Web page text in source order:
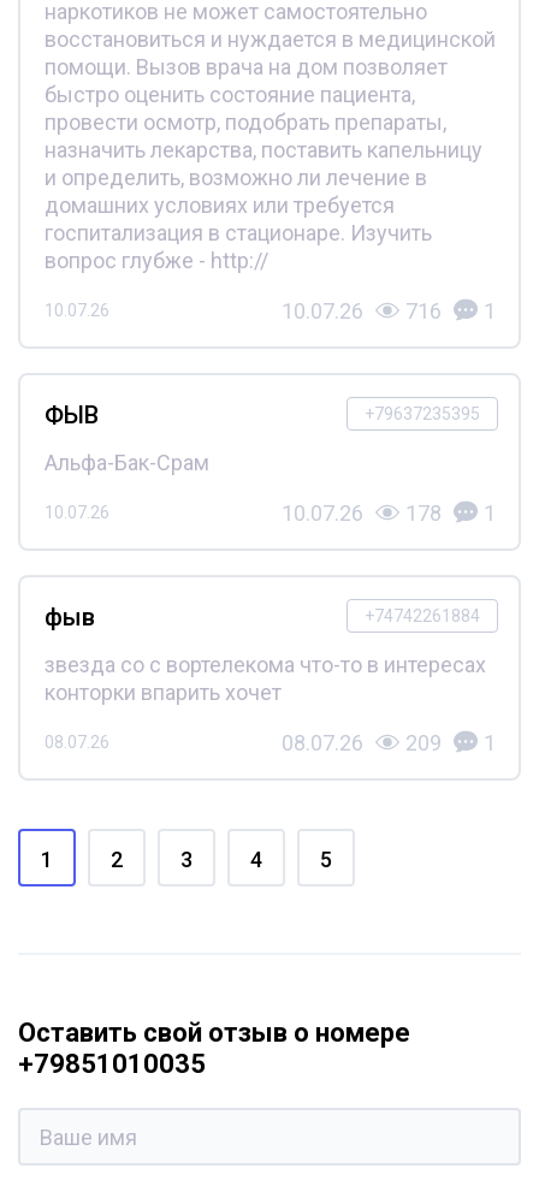
наркотиков не может самостоятельно
восстановиться и нуждается в медицинской
помощи. Вызов врача на дом позволяет
быстро оценить состояние пациента,
провести осмотр, подобрать препараты,
назначить лекарства, поставить капельницу
и определить, возможно ли лечение в
домашних условиях или требуется
госпитализация в стационаре. Изучить
вопрос глубже - http://
10.07.26 10.07.26 716 1
+79637235395
ФЫВ
Альфа-Бак-Срам
10.07.26 10.07.26 178 1
+74742261884
фыв
звезда со с вортелекома что-то в интересах
конторки впарить хочет
08.07.26 08.07.26 209 1
1 2 3 4 5
Оставить свой отзыв о номере
+79851010035